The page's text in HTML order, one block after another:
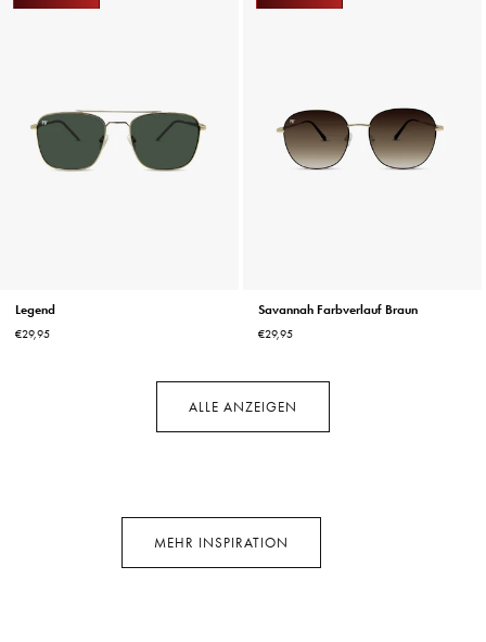
Legend
Normaler
€29,95
Savannah Farbverlauf Braun
Normaler
€29,95
ALLE ANZEIGEN
MEHR INSPIRATION